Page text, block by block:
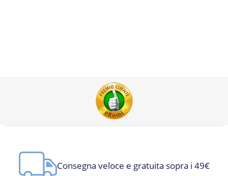
Consegna veloce e gratuita sopra i 49€